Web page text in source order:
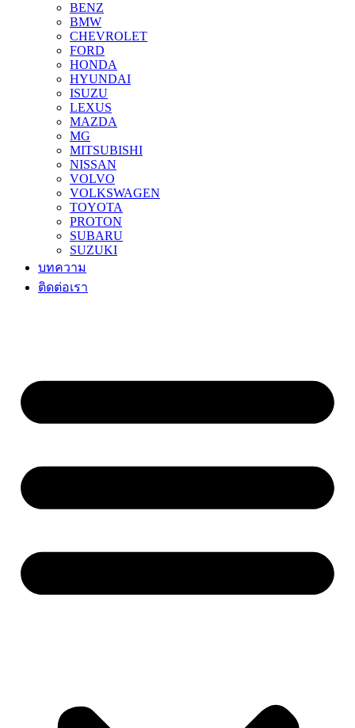
BENZ
BMW
CHEVROLET
FORD
HONDA
HYUNDAI
ISUZU
LEXUS
MAZDA
MG
MITSUBISHI
NISSAN
VOLVO
VOLKSWAGEN
TOYOTA
PROTON
SUBARU
SUZUKI
บทความ
ติดต่อเรา